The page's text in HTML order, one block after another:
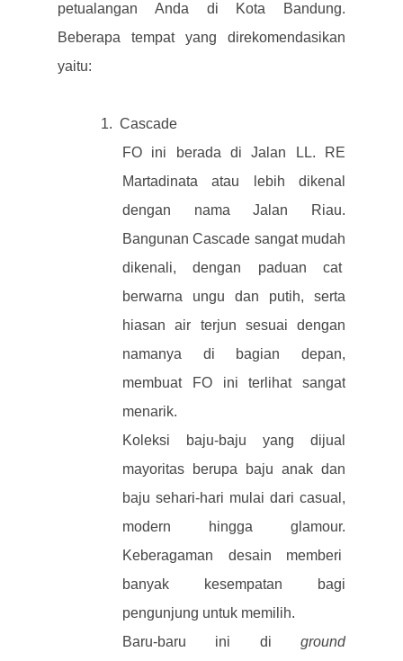
petualangan Anda di Kota Bandung.
Beberapa tempat yang direkomendasikan
yaitu:
1. Cascade
FO ini berada di Jalan LL. RE
Martadinata atau lebih dikenal
dengan nama Jalan Riau.
Bangunan Cascade sangat mudah
dikenali, dengan paduan cat
berwarna ungu dan putih, serta
hiasan air terjun sesuai dengan
namanya di bagian depan,
membuat FO ini terlihat sangat
menarik.
Koleksi baju-baju yang dijual
mayoritas berupa baju anak dan
baju sehari-hari mulai dari casual,
modern hingga glamour.
Keberagaman desain memberi
banyak kesempatan bagi
pengunjung untuk memilih.
Baru-baru ini di ground